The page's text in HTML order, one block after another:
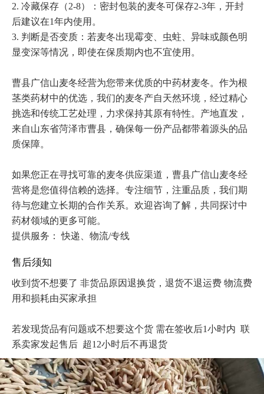
2. 冷藏保存（2-8）：密封包装的麦冬可保存2-3年，开封
后建议在1年内使用。
3. 判断是否变质：若麦冬出现霉变、虫蛀、异味或颜色明
显变深等情况，即使在保质期内也不宜使用。
曹县广信山麦冬经营为您带来优质的中药材麦冬。作为根
茎类药材中的优选，我们的麦冬产自天然环境，经过精心
挑选和传统工艺处理，力求保持其原有特性。产地直发，
来自山东省菏泽市曹县，确保每一份产品都带着源头的品
质保障。
如果您正在寻找可靠的麦冬供应渠道，曹县广信山麦冬经
营将是您值得信赖的选择。专注细节，注重品质，我们期
待与您建立长期的合作关系。欢迎咨询了解，共同探讨中
提供服务： 快递、物流/专线
售后须知
收到货不想要了 非货品原因退换货，退货不退运费 物流费
用和损耗由买家承担
若发现货品有问题或不想要这个货 需在签收后1小时内  联
系卖家发起售后  超12小时后不再退货